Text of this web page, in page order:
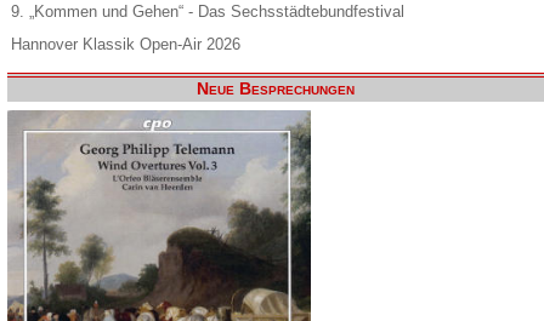
9. „Kommen und Gehen“ - Das Sechsstädtebundfestival
Hannover Klassik Open-Air 2026
Neue Besprechungen